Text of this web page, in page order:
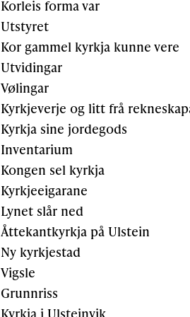
Korleis forma var
Utstyret
Kor gammel kyrkja kunne vere
Utvidingar
Vølingar
Kyrkjeverje og litt frå
Kyrkja sine jordegods
Inventarium
Kongen sel kyrkja
Kyrkjeeigarane
Lynet slår ned
Åttekantkyrkja på Ulstein
Ny kyrkjestad
Vigsle
Grunnriss
Kyrkja i Ulsteinvik